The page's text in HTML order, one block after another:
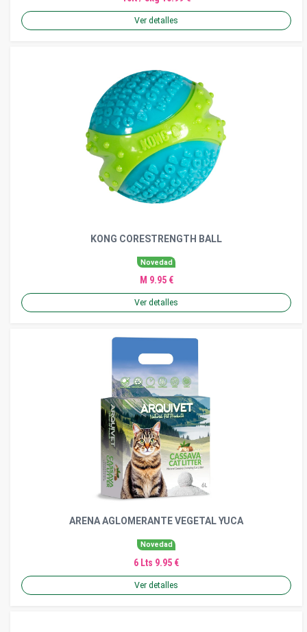
Ver detalles
KONG CORESTRENGTH BALL
Novedad
M 9.95 €
Ver detalles
ARENA AGLOMERANTE VEGETAL YUCA
Novedad
6 Lts 9.95 €
Ver detalles